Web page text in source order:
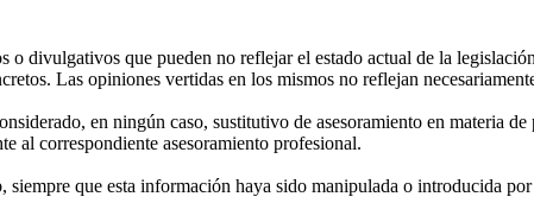
divulgativos que pueden no reflejar el estado actual de la
Las opiniones vertidas en los mismos no reflejan
en ningún caso, sustitutivo de asesoramiento en materia
al correspondiente asesoramiento profesional.
que esta información haya sido manipulada o introducida